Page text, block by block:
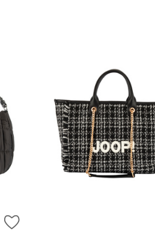
ZUR WUNSCHLISTE HINZUFÜGEN